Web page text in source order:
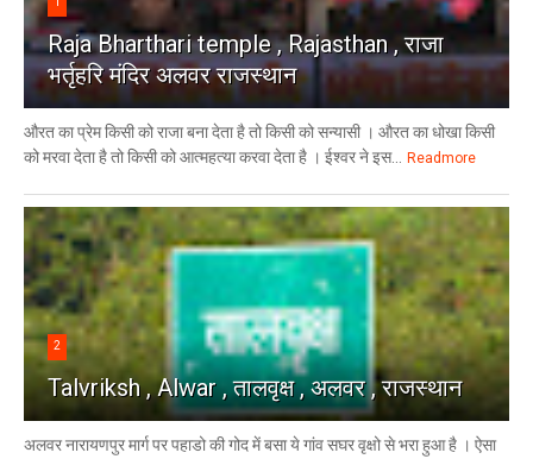
Raja Bharthari temple , Rajasthan , राजा
भर्तृहरि मंदिर अलवर राजस्थान
औरत का प्रेम किसी को राजा बना देता है तो किसी को सन्यासी । औरत का धोखा किसी
को मरवा देता है तो किसी को आत्महत्या करवा देता है । ईश्वर ने इस...
Readmore
2
Talvriksh , Alwar , तालवृक्ष , अलवर , राजस्थान
अलवर नारायणपुर मार्ग पर पहाडो की गोद में बसा ये गांव सघर वृक्षो से भरा हुआ है । ऐसा